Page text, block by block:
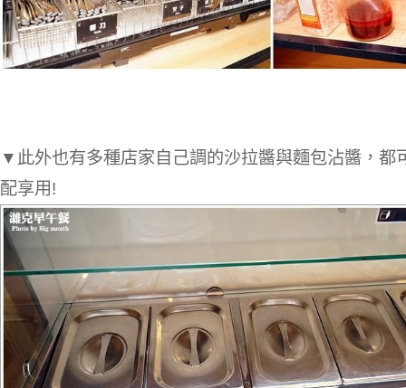
▼此外也有多種店家自己調的沙拉醬與麵包沾醬，都
配享用!